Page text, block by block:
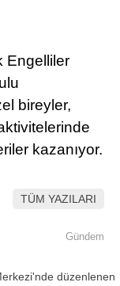
Engelliler
bireyler,
kazanıyor.
TÜM YAZILARI
Gündem